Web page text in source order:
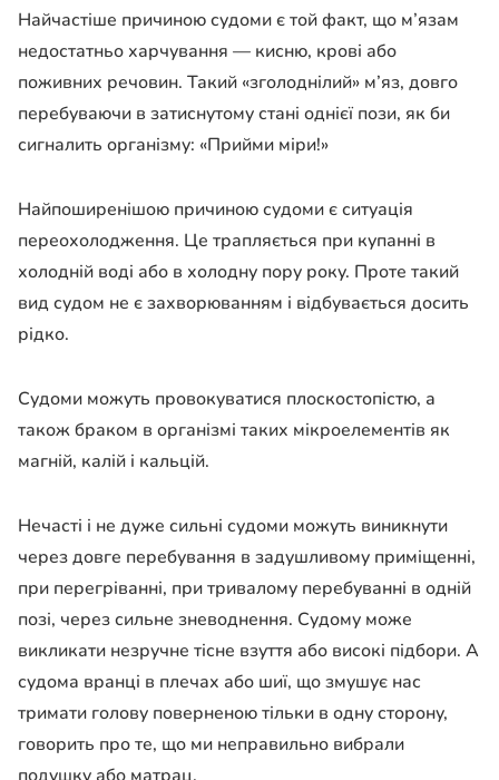
Найчастіше причиною судоми є той факт, що м’язам
недостатньо харчування — кисню, крові або
поживних речовин. Такий «зголоднілий» м’яз, довго
перебуваючи в затиснутому стані однієї пози, як би
сигналить організму: «Прийми міри!»
Найпоширенішою причиною судоми є ситуація
переохолодження. Це трапляється при купанні в
холодній воді або в холодну пору року. Проте такий
вид судом не є захворюванням і відбувається досить
рідко.
Судоми можуть провокуватися плоскостопістю, а
також браком в організмі таких мікроелементів як
магній, калій і кальцій.
Нечасті і не дуже сильні судоми можуть виникнути
через довге перебування в задушливому приміщенні,
при перегріванні, при тривалому перебуванні в одній
позі, через сильне зневоднення. Судому може
викликати незручне тісне взуття або високі підбори. А
судома вранці в плечах або шиї, що змушує нас
тримати голову поверненою тільки в одну сторону,
говорить про те, що ми неправильно вибрали